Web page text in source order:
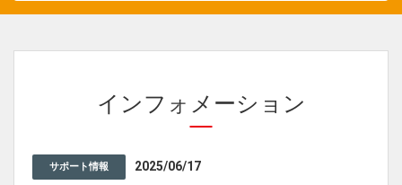
インフォメーション
サポート情報 2025/06/17